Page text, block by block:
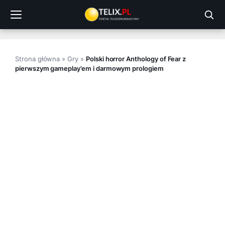
treści
Strona główna »Gry » Polski horror Anthology of Fear z
pierwszym gameplay’em i darmowym prologiem